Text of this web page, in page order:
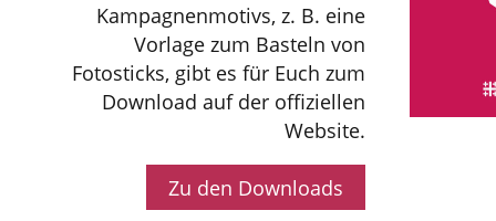
Kampagnenmotivs, z. B. eine
Vorlage zum Basteln von
Fotosticks, gibt es für Euch zum
Download auf der offiziellen
Website.
Zu den Downloads